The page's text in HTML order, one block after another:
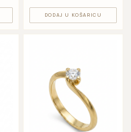
DODAJ U KOŠARICU